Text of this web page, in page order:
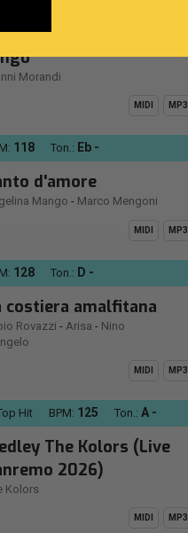
regina dell'ultimo
Morandi
MIDI MP3
118 Ton.: Eb -
d'amore
Mango - Marco Mengoni
MIDI MP3
128 Ton.: D -
costiera amalfitana
Rovazzi - Arisa - Nino
MIDI MP3
Hit BPM: 125 Ton.: A -
The Kolors (Live
2026)
Kolors
MIDI MP3